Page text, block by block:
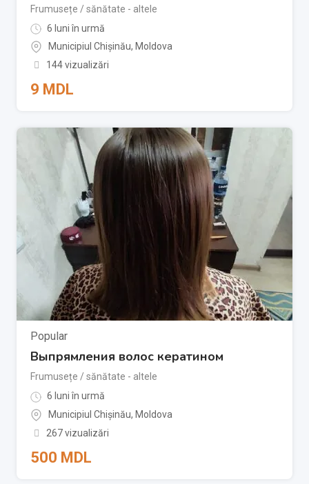
Frumusețe / sănătate - altele
6 luni în urmă
Municipiul Chișinău, Moldova
144 vizualizări
9 MDL
Popular
Выпрямления волос кератином
Frumusețe / sănătate - altele
6 luni în urmă
Municipiul Chișinău, Moldova
267 vizualizări
500 MDL